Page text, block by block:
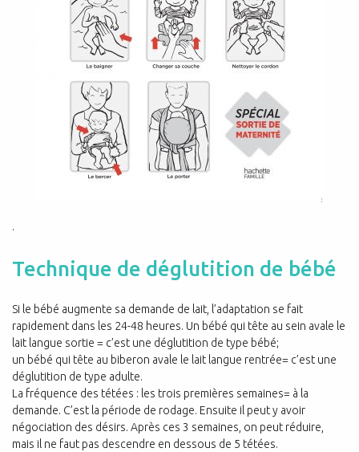
.
Technique de déglutition de bébé
Si le bébé augmente sa demande de lait, l’adaptation se fait
rapidement dans les 24-48 heures. Un bébé qui tête au sein avale le
lait langue sortie = c’est une déglutition de type bébé;
un bébé qui tête au biberon avale le lait langue rentrée= c’est une
déglutition de type adulte.
La fréquence des tétées : les trois premières semaines= à la
demande. C’est la période de rodage. Ensuite il peut y avoir
négociation des désirs. Après ces 3 semaines, on peut réduire,
mais il ne faut pas descendre en dessous de 5 tétées.